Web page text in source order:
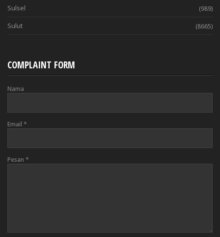
Sulsel (989)
Sulut (8665)
COMPLAINT FORM
Nama
Email *
Pesan *